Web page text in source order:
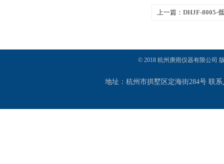
上一篇： DHJF-8005-
© 2018 杭州庚雨仪器有限公司
地址：杭州市拱墅区定海街284号 联